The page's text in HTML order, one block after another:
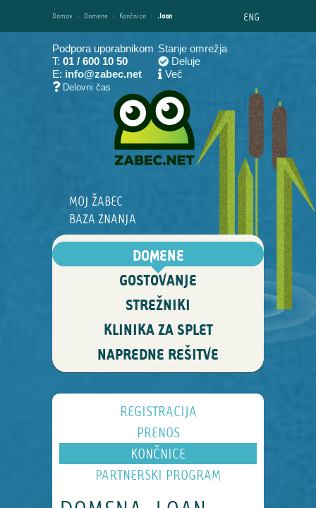
Domov › Domene › Končnice › .loan ENG
Podpora uporabnikom
T: 01 / 600 10 50
E: info@zabec.net
Delovni čas
Stanje omrežja
Deluje
Več
MOJ ŽABEC
BAZA ZNANJA
DOMENE
GOSTOVANJE
STREŽNIKI
KLINIKA ZA SPLET
NAPREDNE REŠITVE
REGISTRACIJA
PRENOS
KONČNICE
PARTNERSKI PROGRAM